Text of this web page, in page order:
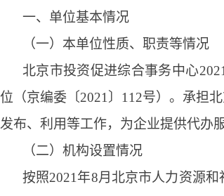
一、单位基本情况
（一）本单位性质、职责等情况
北京市投资促进综合事务中心
位（京编委〔2021〕112号）。承担
发布、利用等工作，为企业提供代办
（二）机构设置情况
按照2021年8月北京市人力资源